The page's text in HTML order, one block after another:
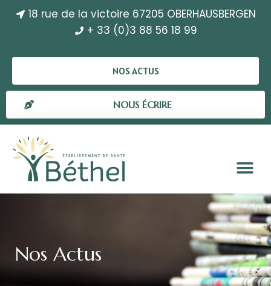
18 rue de la victoire 67205 OBERHAUSBERGEN
+ 33 (0)3 88 56 18 99
NOS ACTUS
NOUS ÉCRIRE
Nos Actus